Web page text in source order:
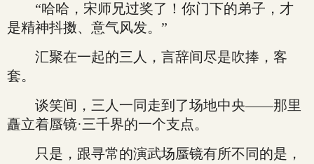
“哈哈，宋师兄过奖了！你门下的弟子，才
是精神抖擞、意气风发。”
汇聚在一起的三人，言辞间尽是吹捧，客
套。
谈笑间，三人一同走到了场地中央——那里
矗立着蜃镜·三千界的一个支点。
只是，跟寻常的演武场蜃镜有所不同的是，